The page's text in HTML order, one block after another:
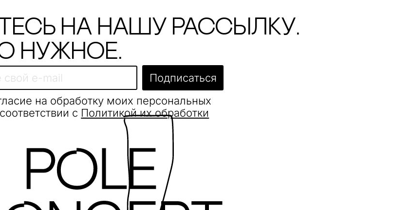
на нашу рассылку.
нужное.
на обработку моих персональных
с Политикой их обработки
Подписаться